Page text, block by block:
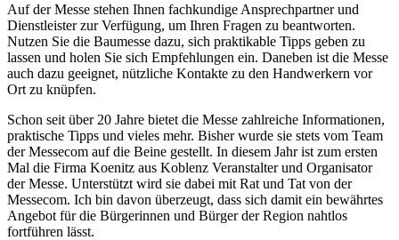
Auf der Messe stehen Ihnen fachkundige Ansprechpartner und
Dienstleister zur Verfügung, um Ihren Fragen zu beantworten.
Nutzen Sie die Baumesse dazu, sich praktikable Tipps geben zu
lassen und holen Sie sich Empfehlungen ein. Daneben ist die Messe
auch dazu geeignet, nützliche Kontakte zu den Handwerkern vor
Ort zu knüpfen.
Schon seit über 20 Jahre bietet die Messe zahlreiche Informationen,
praktische Tipps und vieles mehr. Bisher wurde sie stets vom Team
der Messecom auf die Beine gestellt. In diesem Jahr ist zum ersten
Mal die Firma Koenitz aus Koblenz Veranstalter und Organisator
der Messe. Unterstützt wird sie dabei mit Rat und Tat von der
Messecom. Ich bin davon überzeugt, dass sich damit ein bewährtes
Angebot für die Bürgerinnen und Bürger der Region nahtlos
fortführen lässt.